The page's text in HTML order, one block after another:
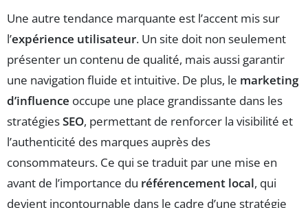
Une autre tendance marquante est l’accent mis sur
l’expérience utilisateur. Un site doit non seulement
présenter un contenu de qualité, mais aussi garantir
une navigation fluide et intuitive. De plus, le marketing
d’influence occupe une place grandissante dans les
stratégiesSEO, permettant de renforcer la visibilité et
l’authenticité des marques auprès des
consommateurs. Ce qui se traduit par une mise en
avant de l’importance du référencement local, qui
devient incontournable dans le cadre d’une stratégie